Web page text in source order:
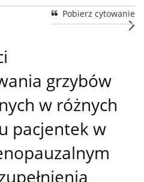
Pobierz cytowanie
grzybów
w różnych
pacjentek w